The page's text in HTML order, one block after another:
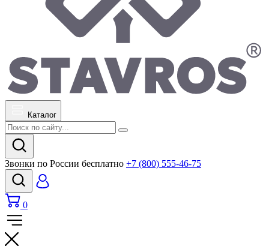
Каталог
Звонки по России бесплатно +7 (800) 555-46-75
0